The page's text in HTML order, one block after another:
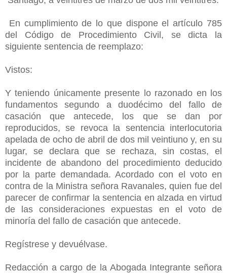
En cumplimiento de lo que dispone el artículo 785
del Código de Procedimiento Civil, se dicta la
siguiente sentencia de reemplazo:
Vistos:
Y teniendo únicamente presente lo razonado en los
fundamentos segundo a duodécimo del fallo de
casación que antecede, los que se dan por
reproducidos, se revoca la sentencia interlocutoria
apelada de ocho de abril de dos mil veintiuno y, en su
lugar, se declara que se rechaza, sin costas, el
incidente de abandono del procedimiento deducido
por la parte demandada. Acordado con el voto en
contra de la Ministra señora Ravanales, quien fue del
parecer de confirmar la sentencia en alzada en virtud
de las consideraciones expuestas en el voto de
minoría del fallo de casación que antecede.
Regístrese y devuélvase.
Redacción a cargo de la Abogada Integrante señora